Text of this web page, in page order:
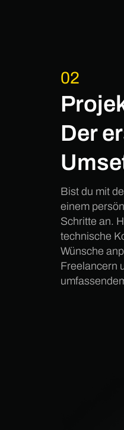
02
Der
Bist du mit
einem
Schritte an.
technische
Wünsche
Freelancern